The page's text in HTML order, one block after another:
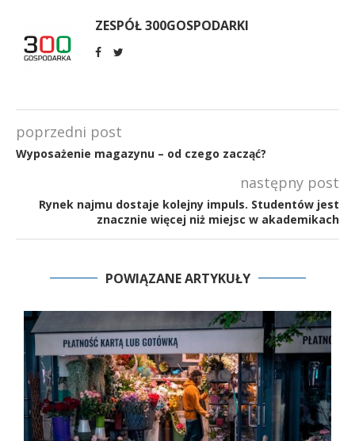
ZESPÓŁ 300GOSPODARKI
poprzedni post
Wyposażenie magazynu – od czego zacząć?
następny post
Rynek najmu dostaje kolejny impuls. Studentów jest
znacznie więcej niż miejsc w akademikach
POWIĄZANE ARTYKUŁY